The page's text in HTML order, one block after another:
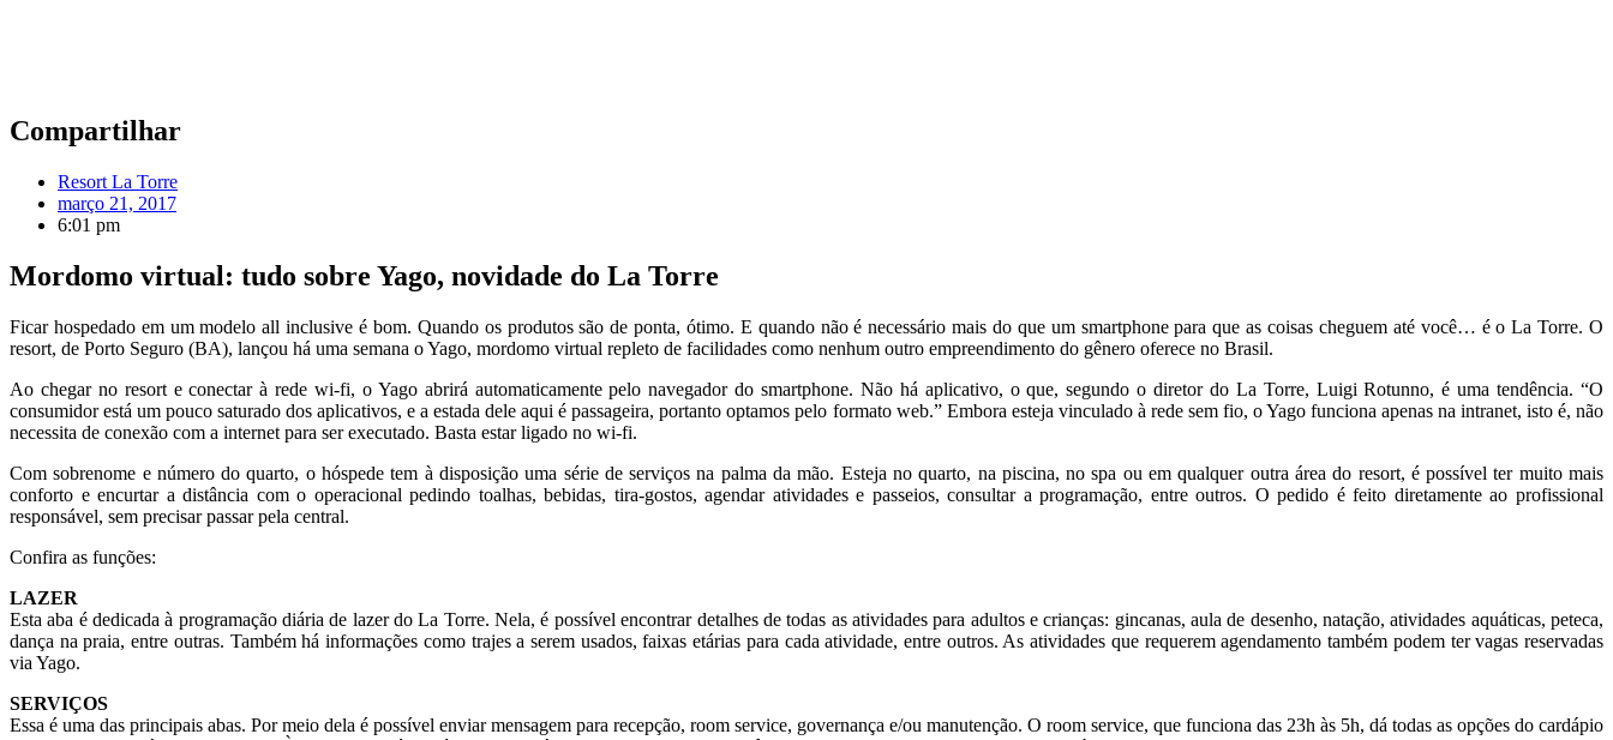
Compartilhar
Resort La Torre
março 21, 2017
6:01 pm
Mordomo virtual: tudo sobre Yago, novidade do La Torre
Ficar hospedado em um modelo all inclusive é bom. Quando os produtos são de ponta, ótimo. E quando não é necessário mais do que um smartphone para que as coisas cheguem até você… é o La Torre. O
resort, de Porto Seguro (BA), lançou há uma semana o Yago, mordomo virtual repleto de facilidades como nenhum outro empreendimento do gênero oferece no Brasil.
Ao chegar no resort e conectar à rede wi-fi, o Yago abrirá automaticamente pelo navegador do smartphone. Não há aplicativo, o que, segundo o diretor do La Torre, Luigi Rotunno, é uma tendência. “O
consumidor está um pouco saturado dos aplicativos, e a estada dele aqui é passageira, portanto optamos pelo formato web.” Embora esteja vinculado à rede sem fio, o Yago funciona apenas na intranet, isto é, não
necessita de conexão com a internet para ser executado. Basta estar ligado no wi-fi.
Com sobrenome e número do quarto, o hóspede tem à disposição uma série de serviços na palma da mão. Esteja no quarto, na piscina, no spa ou em qualquer outra área do resort, é possível ter muito mais
conforto e encurtar a distância com o operacional pedindo toalhas, bebidas, tira-gostos, agendar atividades e passeios, consultar a programação, entre outros. O pedido é feito diretamente ao profissional
responsável, sem precisar passar pela central.
Confira as funções:
LAZER
Esta aba é dedicada à programação diária de lazer do La Torre. Nela, é possível encontrar detalhes de todas as atividades para adultos e crianças: gincanas, aula de desenho, natação, atividades aquáticas, peteca,
dança na praia, entre outras. Também há informações como trajes a serem usados, faixas etárias para cada atividade, entre outros. As atividades que requerem agendamento também podem ter vagas reservadas
via Yago.
SERVIÇOS
Essa é uma das principais abas. Por meio dela é possível enviar mensagem para recepção, room service, governança e/ou manutenção. O room service, que funciona das 23h às 5h, dá todas as opções do cardápio